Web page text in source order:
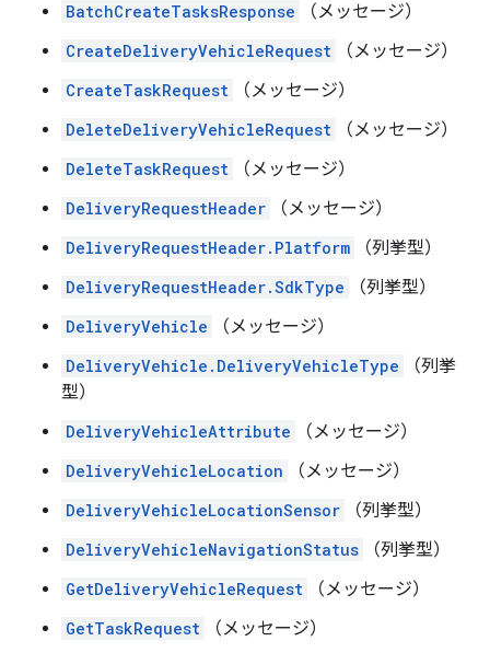
BatchCreateTasksResponse
（メッセージ）
CreateDeliveryVehicleRequest
（メッセージ）
CreateTaskRequest
（メッセージ）
DeleteDeliveryVehicleRequest
（メッセージ）
DeleteTaskRequest
（メッセージ）
DeliveryRequestHeader
（メッセージ）
DeliveryRequestHeader.Platform
（列挙型）
DeliveryRequestHeader.SdkType
（列挙型）
DeliveryVehicle
（メッセージ）
DeliveryVehicle.DeliveryVehicleType
（列挙
型）
DeliveryVehicleAttribute
（メッセージ）
DeliveryVehicleLocation
（メッセージ）
DeliveryVehicleLocationSensor
（列挙型）
DeliveryVehicleNavigationStatus
（列挙型）
GetDeliveryVehicleRequest
（メッセージ）
GetTaskRequest
（メッセージ）